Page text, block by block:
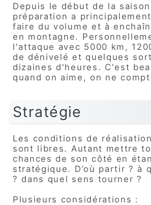
Depuis le début de la
préparation a
faire du volume et à
en montagne.
l'attaque avec 5000 km,
de dénivelé et quelques
dizaines d'heures. C'est
quand on aime, on ne
Stratégie
Les conditions de
sont libres. Autant mettre
chances de son côté en
stratégique. D’où partir ? à
? dans quel sens tourner ?
Plusieurs considérations :